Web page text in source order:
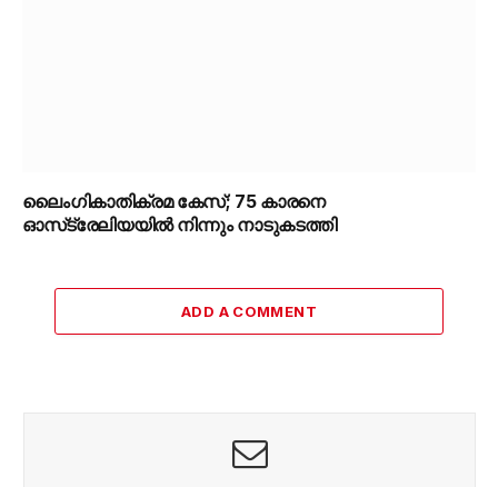
ലൈംഗികാതിക്രമ കേസ്; 75 കാരനെ
ഓസ്‌ട്രേലിയയിൽ നിന്നും നാടുകടത്തി
ADD A COMMENT